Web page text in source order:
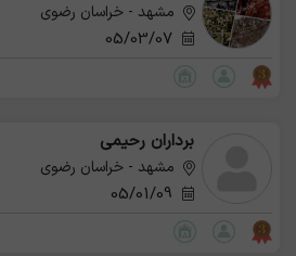
مشهد - خراسان رضوی
05/03/07
برداران رحیمی
مشهد - خراسان رضوی